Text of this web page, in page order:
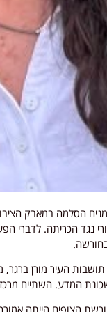
נגד הכריתה. לדברי
העיר מורן ברגר,
המדע. השתיים